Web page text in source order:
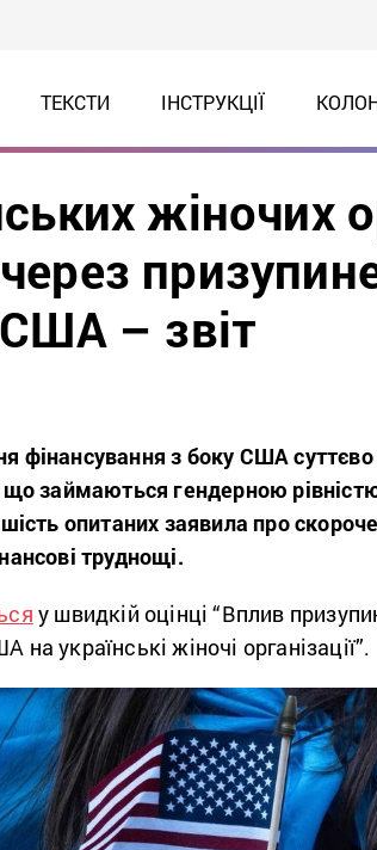
ТЕКСТИ ІНСТРУКЦІЇ
жіночих
США – звіт
фінансування з боку США
що займаються гендерною
опитаних заявила про
труднощі.
у швидкій оцінці “Вплив
українські жіночі організації”.